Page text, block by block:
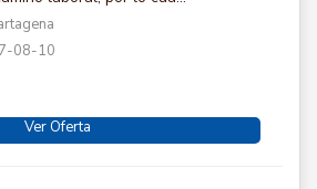
08-10
Ver Oferta